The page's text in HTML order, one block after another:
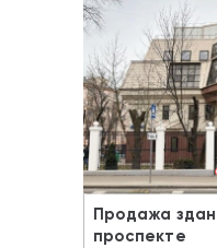
Продажа
проспекте